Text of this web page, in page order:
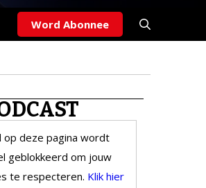
Word Abonnee
op deze pagina wordt
geblokkeerd om jouw
te respecteren. Klik hier